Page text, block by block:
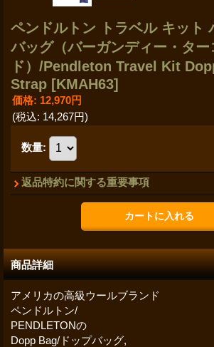
ペンドルトン トラベル キット
バッグ（バーガンディー・ター
ド）/Pendleton Travel Kit
Strap [KMAH63]
価格: 12,970円
(税込: 14,267円)
数量:
返品特約に関する重要事項
商品詳細
アメリカの高級ウールブランド
ペンドルトン/
PENDLETONの
Dopp Bag/ドップバッグ,